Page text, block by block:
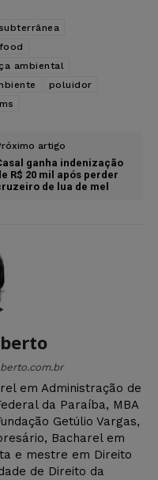
ambiental
poluidor
artigo
ganha indenização
R$ 20 mil após perder
de lua de mel
em Administração de
da Paraíba, MBA
Getúlio Vargas,
Bacharel em
e mestre em Direito
de Direito da